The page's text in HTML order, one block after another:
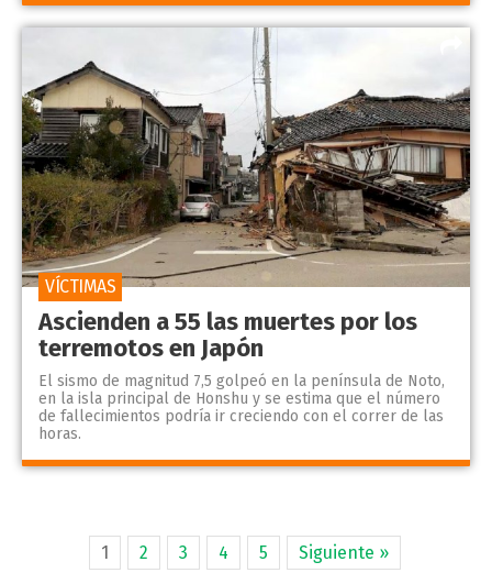
Ascienden a 55 las muertes por los
terremotos en Japón
El sismo de magnitud 7,5 golpeó en la península de Noto,
en la isla principal de Honshu y se estima que el número
de fallecimientos podría ir creciendo con el correr de las
horas.
VÍCTIMAS
1 2 3 4 5 Siguiente »